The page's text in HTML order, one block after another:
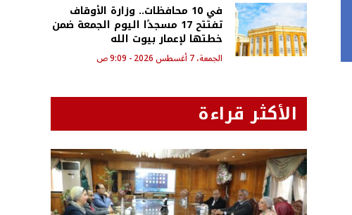
في 10 محافظات.. وزارة الأوقاف
تفتتح 17 مسجدًا اليوم الجمعة ضمن
خطتها لإعمار بيوت الله
الجمعة، 7 أغسطس 2026 - 9:09 ص
الأكثر قراءة